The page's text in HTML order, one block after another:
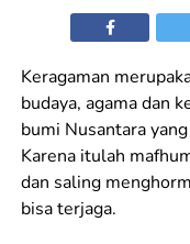
Keragaman
budaya, agama dan
bumi Nusantara
Karena itulah
dan saling
bisa terjaga.